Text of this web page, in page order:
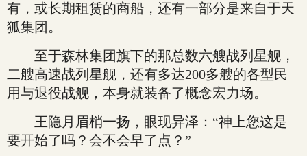
有，或长期租赁的商船，还有一部分是来自于天
狐集团。
至于森林集团旗下的那总数六艘战列星舰，
二艘高速战列星舰，还有多达200多艘的各型民
用与退役战舰，本身就装备了概念宏力场。
王隐月眉梢一扬，眼现异泽：“神上您这是
要开始了吗？会不会早了点？”